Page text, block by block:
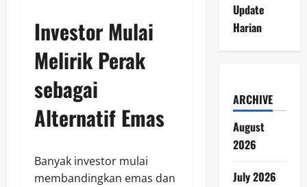
Investor Mulai
Melirik Perak
sebagai
Alternatif Emas
Banyak investor mulai
membandingkan emas dan
Update
Harian
ARCHIVE
August
2026
July 2026